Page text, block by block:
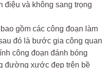
và không sang trọng
gồm các công đoạn làm
đó là bước gia công quan
công đoạn đánh bóng
đường xước đẹp trên bề